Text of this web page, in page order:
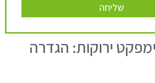
שליחה
ירוקות: הגדרה